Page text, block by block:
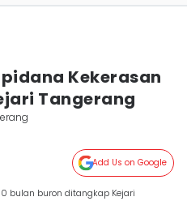
Kekerasan
Tangerang
Add Us on Google
bulan buron ditangkap Kejari